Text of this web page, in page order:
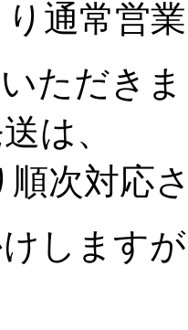
通常営業
ただき
は、
順次対応
します